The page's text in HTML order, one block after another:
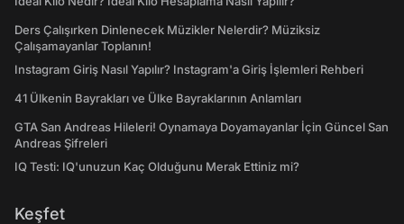
Ders Çalışırken Dinlenecek Müzikler Nelerdir? Müziksiz
Çalışamayanlar Toplanın!
Instagram Giriş Nasıl Yapılır? Instagram'a Giriş İşlemleri Rehberi
41 Ülkenin Bayrakları ve Ülke Bayraklarının Anlamları
GTA San Andreas Hileleri! Oynamaya Doyamayanlar İçin Güncel San
Andreas Şifreleri
IQ Testi: IQ'unuzun Kaç Olduğunu Merak Ettiniz mi?
Keşfet